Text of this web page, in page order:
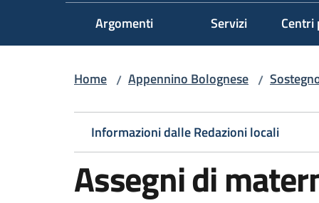
Argomenti Servizi Centri
Home / Appennino Bolognese /
Informazioni dalle Redazioni locali
Assegni di